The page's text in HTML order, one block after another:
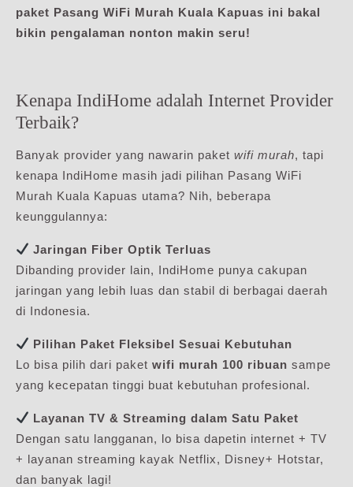
paket Pasang WiFi Murah Kuala Kapuas ini bakal
bikin pengalaman nonton makin seru!
Kenapa IndiHome adalah Internet Provider
Terbaik?
Banyak provider yang nawarin paket wifi murah, tapi
kenapa IndiHome masih jadi pilihan Pasang WiFi
Murah Kuala Kapuas utama? Nih, beberapa
keunggulannya:
Jaringan Fiber Optik Terluas
Dibanding provider lain, IndiHome punya cakupan
jaringan yang lebih luas dan stabil di berbagai daerah
di Indonesia.
Pilihan Paket Fleksibel Sesuai Kebutuhan
Lo bisa pilih dari paket wifi murah 100 ribuan sampe
yang kecepatan tinggi buat kebutuhan profesional.
Layanan TV & Streaming dalam Satu Paket
Dengan satu langganan, lo bisa dapetin internet + TV
+ layanan streaming kayak Netflix, Disney+ Hotstar,
dan banyak lagi!